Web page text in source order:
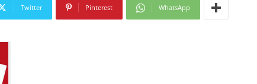
Twitter Pinterest WhatsApp